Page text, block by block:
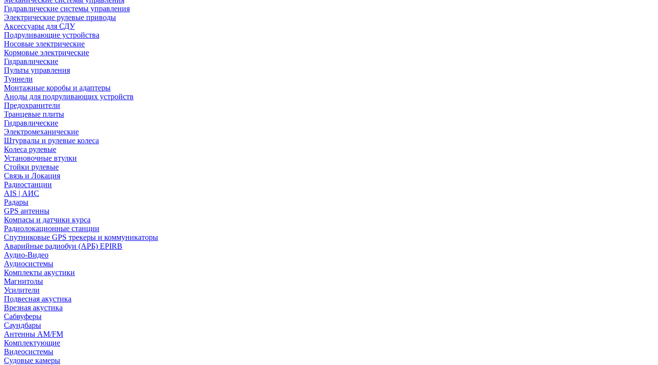
Гидравлические системы управления
Электрические рулевые приводы
Аксессуары для СДУ
Подруливающие устройства
Носовые электрические
Кормовые электрические
Гидравлические
Пульты управления
Туннели
Монтажные коробы и адаптеры
Аноды для подруливающих устройств
Предохранители
Транцевые плиты
Гидравлические
Электромеханические
Штурвалы и рулевые колеса
Колеса рулевые
Установочные втулки
Стойки рулевые
Связь и Локация
Радиостанции
AIS | АИС
Радары
GPS антенны
Компасы и датчики курса
Радиолокационные станции
Спутниковые GPS трекеры и коммуникаторы
Аварийные радиобуи (АРБ) EPIRB
Аудио-Видео
Аудиосистемы
Комплекты акустики
Магнитолы
Усилители
Подвесная акустика
Врезная акустика
Сабвуферы
Саундбары
Антенны AM/FM
Комплектующие
Видеосистемы
Судовые камеры